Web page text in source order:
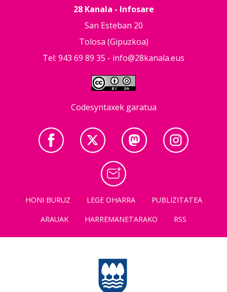
28 Kanala - Infosare
San Esteban 20
Tolosa (Gipuzkoa)
Tel: 943 69 89 35 - info@28kanala.eus
Codesyntaxek garatua
HONI BURUZ LEGE OHARRA
PUBLIZITATEA
ARAUAK
HARREMANETARAKO RSS